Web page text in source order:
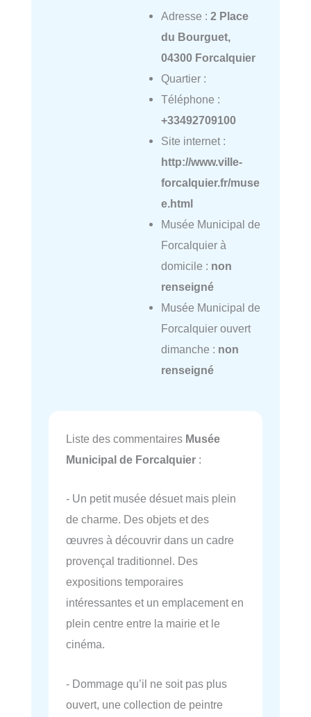
Adresse : 2 Place
du Bourguet,
04300 Forcalquier
Quartier :
Téléphone :
+33492709100
Site internet :
http://www.ville-
forcalquier.fr/muse
e.html
Musée Municipal de
Forcalquier à
domicile : non
renseigné
Musée Municipal de
Forcalquier ouvert
dimanche : non
renseigné
Liste des commentaires Musée
Municipal de Forcalquier :
- Un petit musée désuet mais plein
de charme. Des objets et des
œuvres à découvrir dans un cadre
provençal traditionnel. Des
expositions temporaires
intéressantes et un emplacement en
plein centre entre la mairie et le
cinéma.
- Dommage qu’il ne soit pas plus
ouvert, une collection de peintre